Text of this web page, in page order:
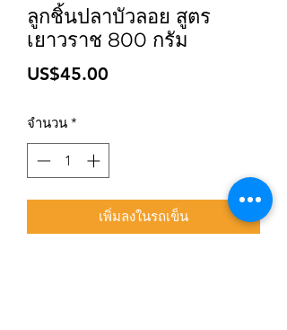
ลูกชิ้นปลาบัวลอย สูตร
เยาวราช 800 กรัม
US$45.00
จำนวน *
เพิ่มลงในรถเข็น